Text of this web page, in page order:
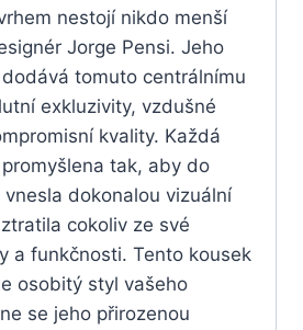
nestojí nikdo menší
Jorge Pensi. Jeho
tomuto centrálnímu
exkluzivity, vzdušné
kvality. Každá
tak, aby do
dokonalou vizuální
cokoliv ze své
a funkčnosti. Tento kousek
osobitý styl vašeho
se jeho přirozenou